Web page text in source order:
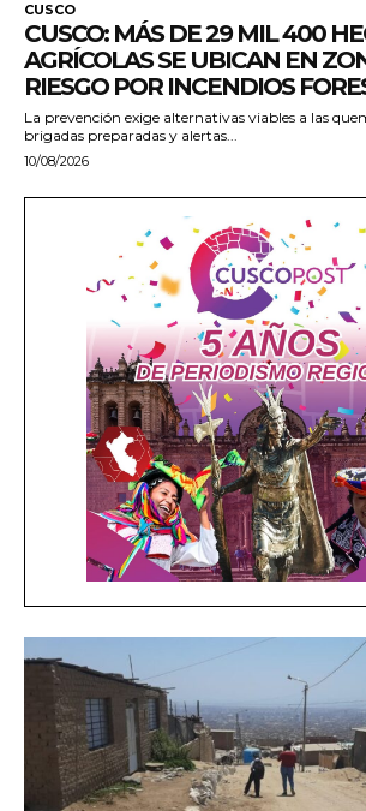
CUSCO
CUSCO: MÁS DE 29 MIL 400
AGRÍCOLAS SE UBICAN EN
RIESGO POR INCENDIOS
La prevención exige alternativas viables a las
brigadas preparadas y alertas...
10/08/2026